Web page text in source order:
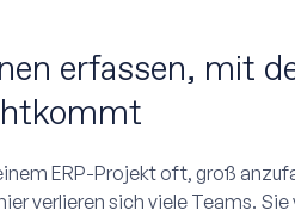
erfassen, mit
ERP-Projekt oft, groß
verlieren sich viele Teams.